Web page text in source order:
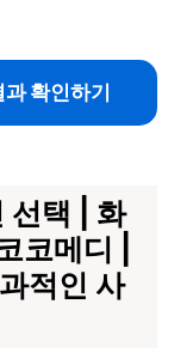
확인하기
선택 | 화
코메디 |
적인 사